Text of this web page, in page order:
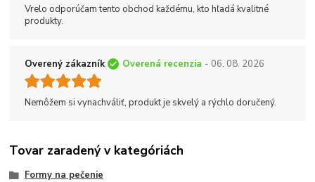
Vrelo odporúčam tento obchod každému, kto hľadá kvalitné
produkty.
Overený zákazník Overená recenzia - 06. 08. 2026
Nemôžem si vynachváliť, produkt je skvelý a rýchlo doručený.
Tovar zaradený v kategóriách
Formy na pečenie